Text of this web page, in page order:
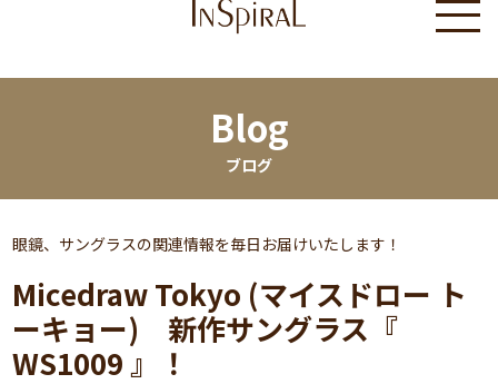
Blog
ブログ
眼鏡、サングラスの関連情報を毎日お届けいたします！
Micedraw Tokyo (マイスドロー ト
ーキョー) 新作サングラス『
WS1009 』！